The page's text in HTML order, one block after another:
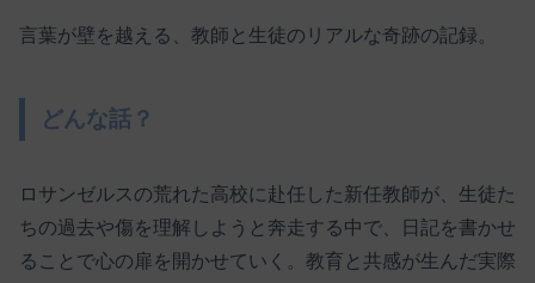
言葉が壁を越える、教師と生徒のリアルな奇跡の記録。
どんな話？
ロサンゼルスの荒れた高校に赴任した新任教師が、生徒た
ちの過去や傷を理解しようと奔走する中で、日記を書かせ
ることで心の扉を開かせていく。教育と共感が生んだ実際